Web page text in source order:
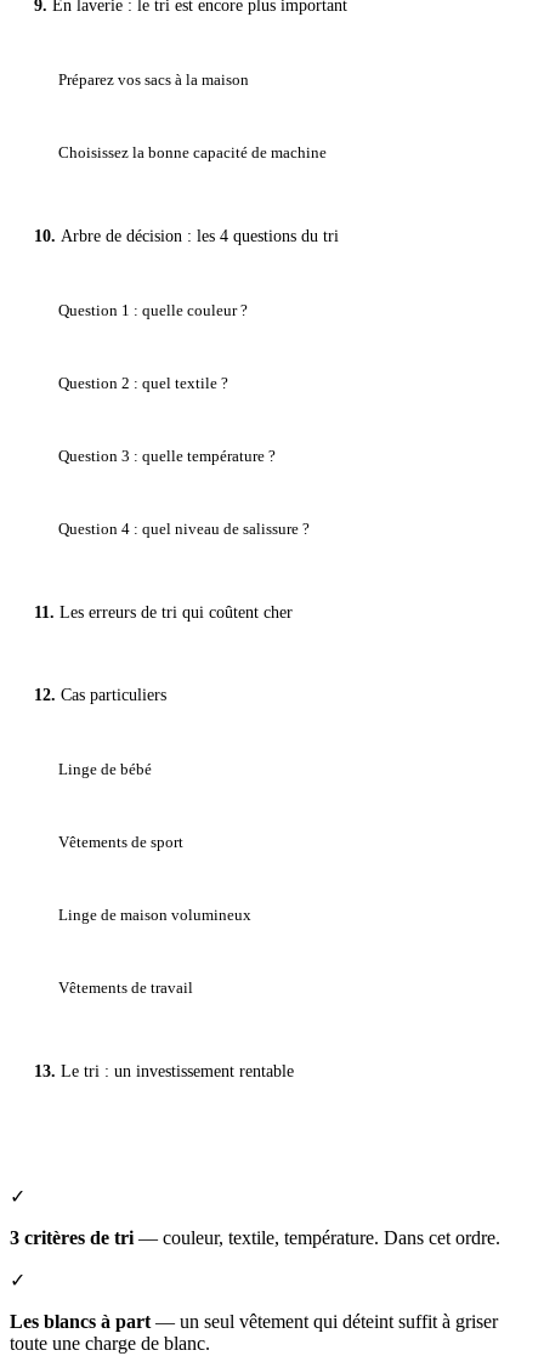
En laverie : le tri est encore plus important
Préparez vos sacs à la maison
Choisissez la bonne capacité de machine
Arbre de décision : les 4 questions du tri
Question 1 : quelle couleur ?
Question 2 : quel textile ?
Question 3 : quelle température ?
Question 4 : quel niveau de salissure ?
Les erreurs de tri qui coûtent cher
Cas particuliers
Linge de bébé
Vêtements de sport
Linge de maison volumineux
Vêtements de travail
Le tri : un investissement rentable
✓
3 critères de tri — couleur, textile, température. Dans cet ordre.
✓
Les blancs à part — un seul vêtement qui déteint suffit à griser
toute une charge de blanc.